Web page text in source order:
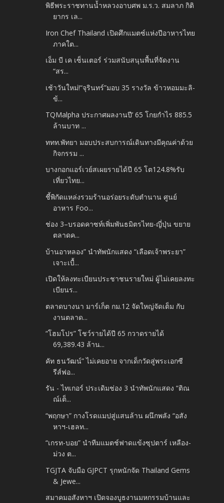
พิธีพระราชทานน้ำหลวงอาบศพ ม.ร.ว. สมลาภ กิติ
ยากร เล...
Iron Chef Thailand เปิดศึกแมตซ์แห่งปีอาหารไทย
ภาคใต...
เอ็ม บี เค เซ็นเตอร์ ร่วมสนับสนุนพื้นที่จัดงาน
“สร...
เช้าวันใหม่!“จุรินทร์”มอบ 35 รางวัล ข้าวหอมมะลิ-
ข้...
TQMalpha ประกาศผลงานปี’ 65 โกยกำไร 885.5
ล้านบาท ...
ททท.พัทยา มอบประสบการณ์เดินทางมีคุณค่าด้วย
กิจกรรม ...
บางกอกแอร์เวย์สเผยรายได้ปี 65 โต124.8%รับ
เที่ยวไทย...
ชี้พิกัดแหล่งรวมร้านอร่อยระดับตำนาน ศูนย์
อาหาร Foo...
ช่อง 3–บรอดคาซท์เพิ่มพันธมิตรไทย-ญี่ปุ่น ขยาย
ตลาดค...
บ้านอาหลอง” นำทัพนักแสดง “เลือดเจ้าพระยา”
เจาะเบื้...
เปิดให้ลงทะเบียนประชาชนรายใหม่ ผู้ไม่เคยลงทะ
เบียนร...
ตลาดบางนา มาร์เก็ต กม.12 จัดใหญ่จัดเต็ม กับ
งานตลาด...
“โฮมโปร” โชว์รายได้ปี 65 กวาดรายได้
69,389.43 ล้าน...
คัท ธนวัฒน์” ไม่เคยอาย จากเด็กวัดสู่พระเอกซี
รีส์ฟอ...
รัน - ไทเกอร์ ประเดิมช่อง 3 นำทัพนักแสดง “ติณ
ณ์เต็...
“พฤกษา” กางโรดแมปสู่แสนล้าน ผนึกพลัง “อสัง
หาฯ-เฮลท...
“เกรท-บอย” นำทีมแมตช์ฟาดแข้งซุปตาร์ เหลือง-
ม่วง ต...
TGJTA จับมือ GJPCT รุกหนักจัด Thailand Gems
& Jewe...
สมาคมอสังหาฯ เปิดจองบูธงานมหกรรมบ้านและ